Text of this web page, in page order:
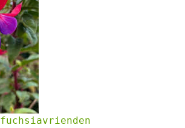
fuchsiavrienden